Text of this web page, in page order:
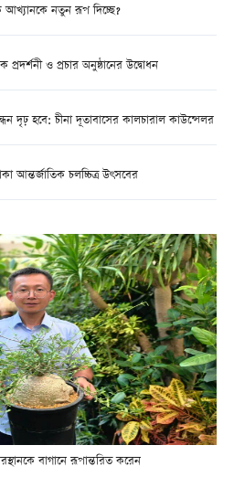
আখ্যানকে নতুন রূপ দিচ্ছে?
প্রদর্শনী ও প্রচার অনুষ্ঠানের উদ্বোধন
দৃঢ় হবে: চীনা দূতাবাসের কালচারাল কাউন্সেলর
আন্তর্জাতিক চলচ্চিত্র উৎসবের
বাগানে রূপান্তরিত করেন